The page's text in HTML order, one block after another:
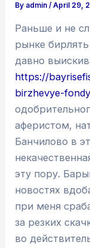
By admin/April 29,
Раньше и не
рынке
давно
https://
birzhevye-
аферистом,
Банчилово в
эту пору.
новостях
при меня
за резких
во